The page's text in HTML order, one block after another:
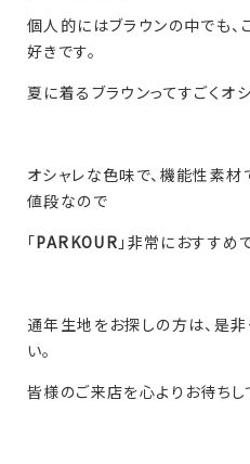
個人的にはブラウンの中でも、
好きです。
夏に着るブラウンってすごくオシ
オシャレな色味で、機能性素材
値段なので
「PARKOUR 」非常におすすめ
通年生地をお探しの方は、是
い。
皆様のご来店を心よりお待ちし